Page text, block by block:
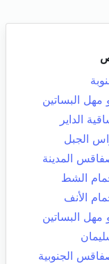
مهل البساتين
الداير
الجبل
المدينة
الشط
الأنف
مهل البساتين
الجنوبية